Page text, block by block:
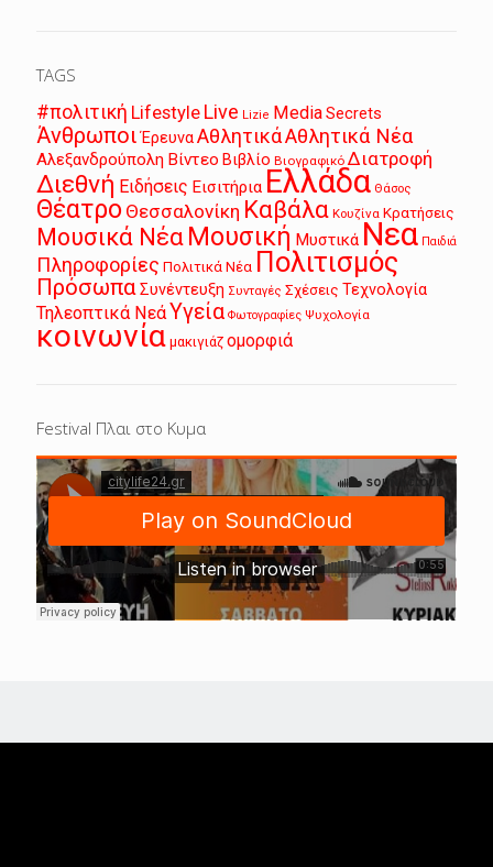
TAGS
#πολιτική Lifestyle Live Lizie MediaSecrets
Άνθρωποι ΈρευναΑθλητικάΑθλητικά Νέα
Αλεξανδρούπολη Βίντεο Βιβλίο Βιογραφικό Διατροφή
Διεθνή Ειδήσεις Εισιτήρια Ελλάδα Θάσος
Θέατρο Θεσσαλονίκη Καβάλα Κουζίνα Κρατήσεις
Μουσικά Νέα Μουσική Μυστικά Νεα Παιδιά
Πληροφορίες Πολιτικά Νέα Πολιτισμός
ΠρόσωπαΣυνέντευξη Συνταγές Σχέσεις Τεχνολογία
Τηλεοπτικά ΝεάΥγεία Φωτογραφίες Ψυχολογία
κοινωνία μακιγιάζ ομορφιά
Festival Πλαι στο Κυμα